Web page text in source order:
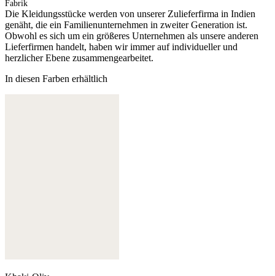
Fabrik
Die Kleidungsstücke werden von unserer Zulieferfirma in Indien
genäht, die ein Familienunternehmen in zweiter Generation ist.
Obwohl es sich um ein größeres Unternehmen als unsere anderen
Lieferfirmen handelt, haben wir immer auf individueller und
herzlicher Ebene zusammengearbeitet.
In diesen Farben erhältlich